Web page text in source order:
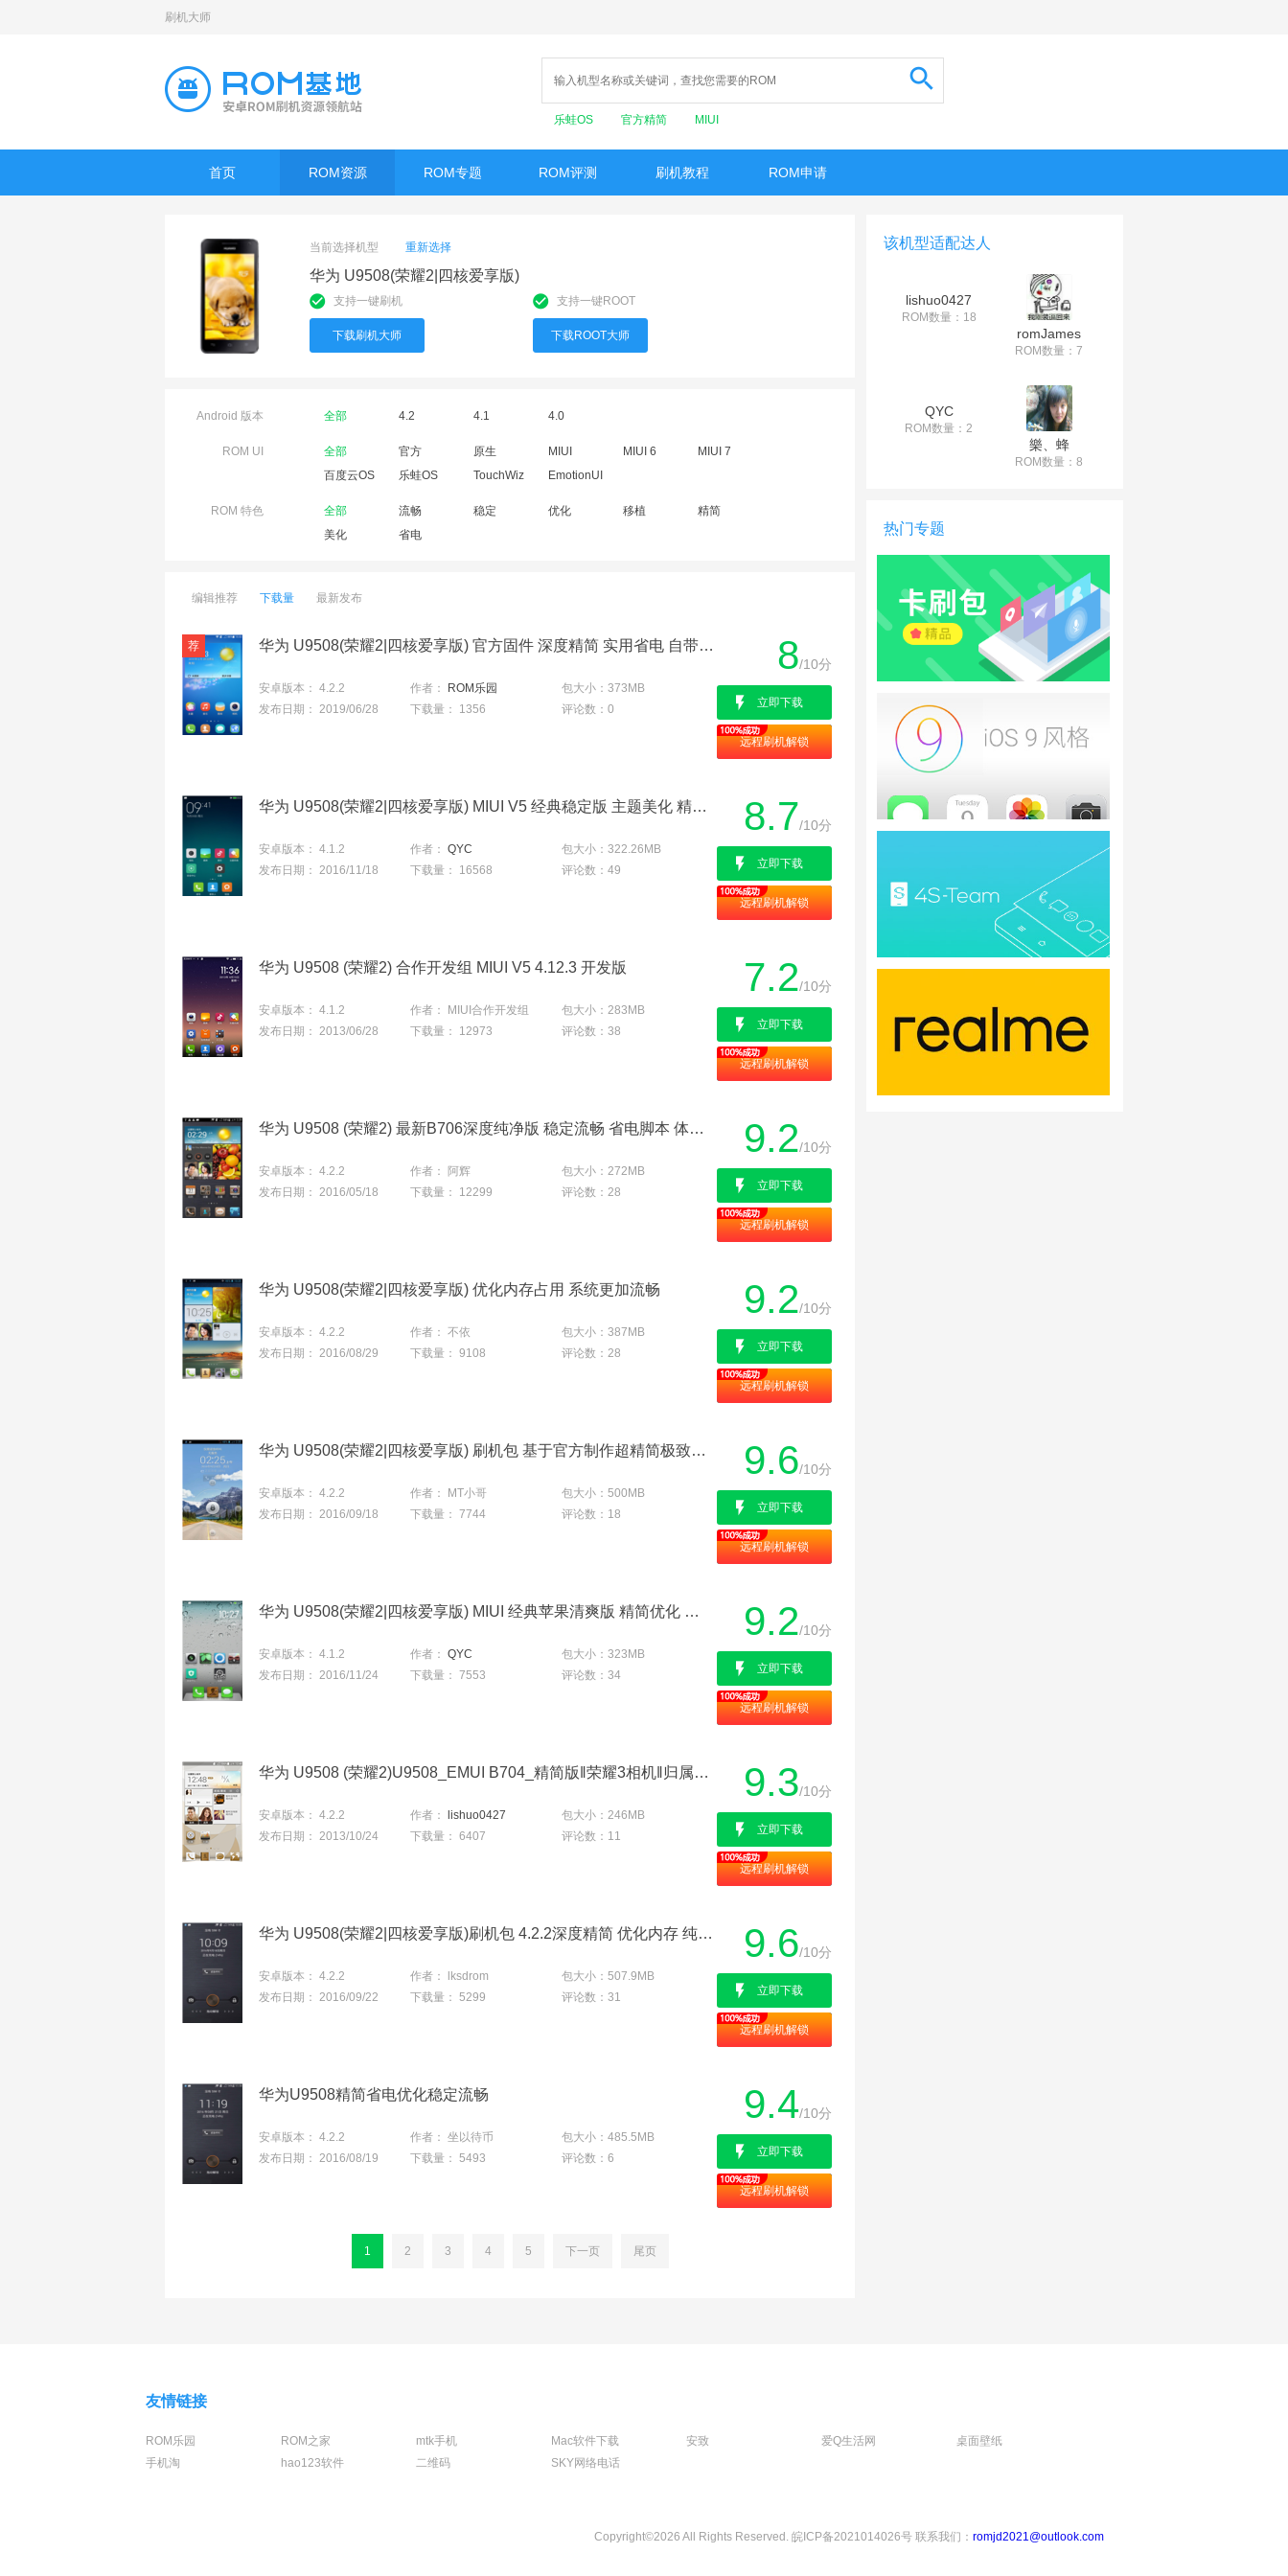
刷机大师
乐蛙OS 官方精简 MIUI
首页 ROM资源 ROM专题 ROM评测 刷机教程 ROM申请
当前选择机型 重新选择
华为 U9508(荣耀2|四核爱享版)
支持一键刷机
下载刷机大师
支持一键ROOT
下载ROOT大师
Android 版本 全部 4.2 4.1 4.0
ROM UI 全部 官方 原生 MIUI MIUI 6
MIUI 7
百度云OS
乐蛙OS TouchWiz EmotionUI
ROM 特色 全部 流畅 稳定 优化 移植
精简
美化
省电
编辑推荐 下载量 最新发布
华为 U9508(荣耀2|四核爱享版) 官方固件 深度精简 实用省电 自带ROOT 优化内核
安卓版本： 4.2.2 作者： ROM乐园 包大小： 373MB
发布日期： 2019/06/28 下载量： 1356 评论数： 0
8/10分
立即下载
远程刷机解锁
华为 U9508(荣耀2|四核爱享版) MIUI V5 经典稳定版 主题美化 精简优化 长期使用必备
安卓版本： 4.1.2 作者： QYC 包大小： 322.26MB
发布日期： 2016/11/18 下载量： 16568 评论数： 49
8.7/10分
立即下载
远程刷机解锁
华为 U9508 (荣耀2) 合作开发组 MIUI V5 4.12.3 开发版
安卓版本： 4.1.2 作者： MIUI合作开发组 包大小： 283MB
发布日期： 2013/06/28 下载量： 12973 评论数： 38
7.2/10分
立即下载
远程刷机解锁
华为 U9508 (荣耀2) 最新B706深度纯净版 稳定流畅 省电脚本 体验官方原版真滋味
安卓版本： 4.2.2 作者： 阿辉 包大小： 272MB
发布日期： 2016/05/18 下载量： 12299 评论数： 28
9.2/10分
立即下载
远程刷机解锁
华为 U9508(荣耀2|四核爱享版) 优化内存占用 系统更加流畅
安卓版本： 4.2.2 作者： 不依 包大小： 387MB
发布日期： 2016/08/29 下载量： 9108 评论数： 28
9.2/10分
立即下载
远程刷机解锁
华为 U9508(荣耀2|四核爱享版) 刷机包 基于官方制作超精简极致省电稳定
安卓版本： 4.2.2 作者： MT小哥 包大小： 500MB
发布日期： 2016/09/18 下载量： 7744 评论数： 18
9.6/10分
立即下载
远程刷机解锁
华为 U9508(荣耀2|四核爱享版) MIUI 经典苹果清爽版 精简优化 省电脚本 只为发烧而生
安卓版本： 4.1.2 作者： QYC 包大小： 323MB
发布日期： 2016/11/24 下载量： 7553 评论数： 34
9.2/10分
立即下载
远程刷机解锁
华为 U9508 (荣耀2)U9508_EMUI B704_精简版‖荣耀3相机‖归属地完善‖通话录音
安卓版本： 4.2.2 作者： lishuo0427 包大小： 246MB
发布日期： 2013/10/24 下载量： 6407 评论数： 11
9.3/10分
立即下载
远程刷机解锁
华为 U9508(荣耀2|四核爱享版)刷机包 4.2.2深度精简 优化内存 纯净稳定 省电流畅
安卓版本： 4.2.2 作者： lksdrom 包大小： 507.9MB
发布日期： 2016/09/22 下载量： 5299 评论数： 31
9.6/10分
立即下载
远程刷机解锁
华为U9508精简省电优化稳定流畅
安卓版本： 4.2.2 作者： 坐以待币 包大小： 485.5MB
发布日期： 2016/08/19 下载量： 5493 评论数： 6
9.4/10分
立即下载
远程刷机解锁
1 2 3 4 5 下一页 尾页
该机型适配达人
lishuo0427
ROM数量：18
romJames
ROM数量：7
QYC
ROM数量：2
樂、蜂
ROM数量：8
热门专题
友情链接
ROM乐园 ROM之家 mtk手机 Mac软件下载 安致 爱Q生活网
桌面壁纸
手机淘
hao123软件 二维码 SKY网络电话
Copyright©2026 All Rights Reserved. 皖ICP备2021014026号 联系我们： romjd2021@outlook.com